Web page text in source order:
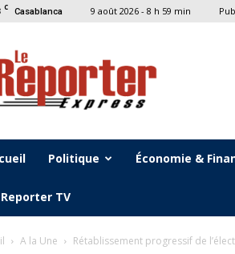
C Casablanca 9 août 2026 - 8 h 59 min
Le
Reporter
Express
Politique Économie &
TV
A la Une Rétablissement progressif de